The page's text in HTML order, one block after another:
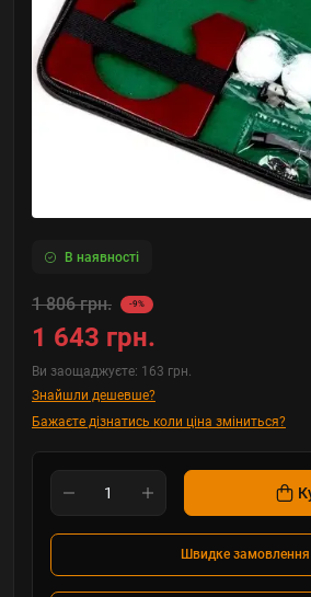
В наявності
1 806 грн. -9%
1 643 грн.
Ви заощаджуєте: 163 грн.
Знайшли дешевше?
Бажаєте дізнатись коли ціна зміниться?
Швидке замовлення